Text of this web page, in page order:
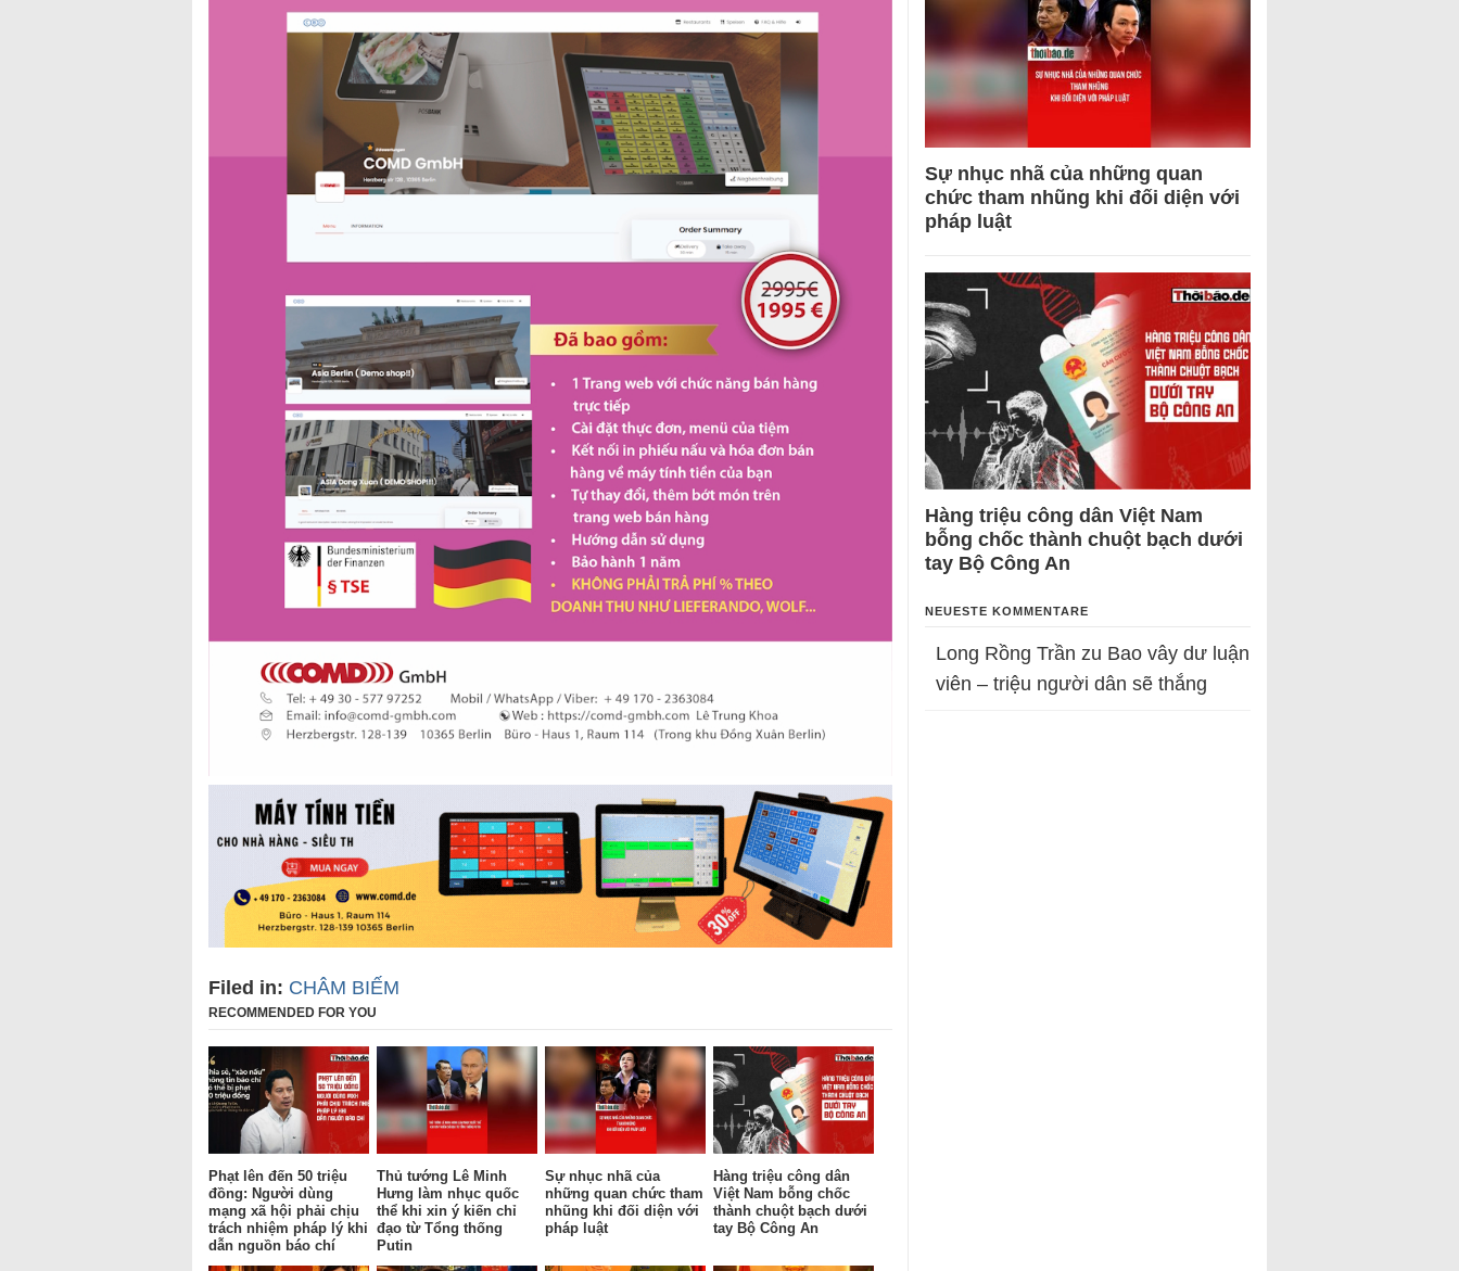
Filed in: CHÂM BIẾM
RECOMMENDED FOR YOU
Phạt lên đến 50 triệu
đồng: Người dùng
mạng xã hội phải chịu
trách nhiệm pháp lý khi
dẫn nguồn báo chí
Thủ tướng Lê Minh
Hưng làm nhục quốc
thể khi xin ý kiến chỉ
đạo từ Tổng thống
Putin
Sự nhục nhã của
những quan chức tham
nhũng khi đối diện với
pháp luật
Hàng triệu công dân
Việt Nam bỗng chốc
thành chuột bạch dưới
tay Bộ Công An
Sự nhục nhã của những quan
chức tham nhũng khi đối diện với
pháp luật
Hàng triệu công dân Việt Nam
bỗng chốc thành chuột bạch dưới
tay Bộ Công An
NEUESTE KOMMENTARE
Long Rồng Trần zu Bao vây dư luận
viên – triệu người dân sẽ thắng